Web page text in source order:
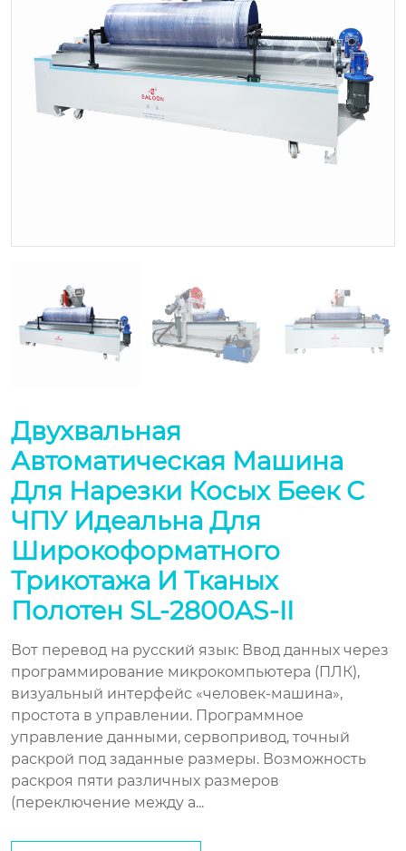
Двухвальная
Автоматическая Машина
Для Нарезки Косых Беек С
ЧПУ Идеальна Для
Широкоформатного
Трикотажа И Тканых
Полотен SL-2800AS-II
Вот перевод на русский язык: Ввод данных через
программирование микрокомпьютера (ПЛК),
визуальный интерфейс «человек-машина»,
простота в управлении. Программное
управление данными, сервопривод, точный
раскрой под заданные размеры. Возможность
раскроя пяти различных размеров
(переключение между а...